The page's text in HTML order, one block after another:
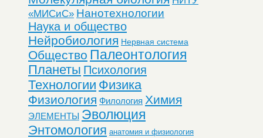
«МИСиС» Нанотехнологии
Наука и общество
Нейробиология Нервная система
Общество Палеонтология
Планеты Психология
Технологии Физика
Физиология Филология Химия
ЭЛЕМЕНТЫ Эволюция
Энтомология анатомия и физиология